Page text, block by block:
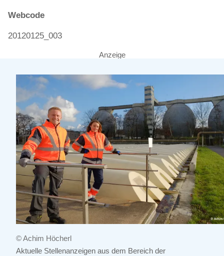
Webcode
20120125_003
Anzeige
© Achim Höcherl
Aktuelle Stellenanzeigen aus dem Bereich der